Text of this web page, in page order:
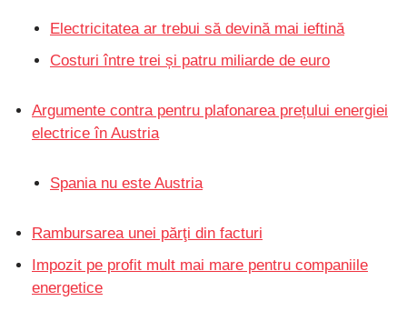
Electricitatea ar trebui să devină mai ieftină
Costuri între trei și patru miliarde de euro
Argumente contra pentru plafonarea prețului energiei
electrice în Austria
Spania nu este Austria
Rambursarea unei părţi din facturi
Impozit pe profit mult mai mare pentru companiile
energetice